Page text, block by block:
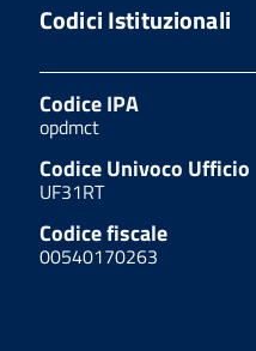
Codici Istituzionali
Codice IPA
opdmct
Codice Univoco Ufficio
UF31RT
Codice fiscale
00540170263